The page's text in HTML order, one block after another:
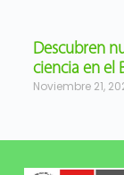
Descubren
ciencia en el
Noviembre 21,